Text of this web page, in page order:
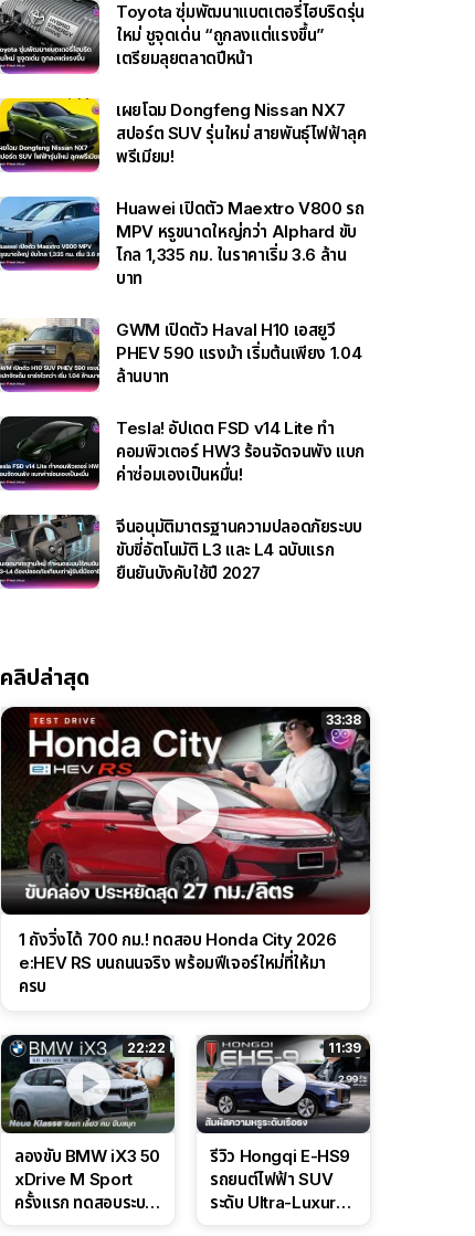
Toyota ซุ่มพัฒนาแบตเตอรี่ไฮบริดรุ่น
ใหม่ ชูจุดเด่น “ถูกลงแต่แรงขึ้น”
เตรียมลุยตลาดปีหน้า
เผยโฉม Dongfeng Nissan NX7
สปอร์ต SUV รุ่นใหม่ สายพันธุ์ไฟฟ้าลุค
พรีเมียม!
Huawei เปิดตัว Maextro V800 รถ
MPV หรูขนาดใหญ่กว่า Alphard ขับ
ไกล 1,335 กม. ในราคาเริ่ม 3.6 ล้าน
บาท
GWM เปิดตัว Haval H10 เอสยูวี
PHEV 590 แรงม้า เริ่มต้นเพียง 1.04
ล้านบาท
Tesla! อัปเดต FSD v14 Lite ทำ
คอมพิวเตอร์ HW3 ร้อนจัดจนพัง แบก
ค่าซ่อมเองเป็นหมื่น!
จีนอนุมัติมาตรฐานความปลอดภัยระบบ
ขับขี่อัตโนมัติ L3 และ L4 ฉบับแรก
ยืนยันบังคับใช้ปี 2027
คลิปล่าสุด
33:38
1 ถังวิ่งได้ 700 กม.! ทดสอบ Honda City 2026
e:HEV RS บนถนนจริง พร้อมฟีเจอร์ใหม่ที่ให้มา
ครบ
22:22
ลองขับ BMW iX3 50
xDrive M Sport
ครั้งแรก ทดสอบระบบ
11:39
รีวิว Hongqi E-HS9
รถยนต์ไฟฟ้า SUV
ระดับ Ultra-Luxury